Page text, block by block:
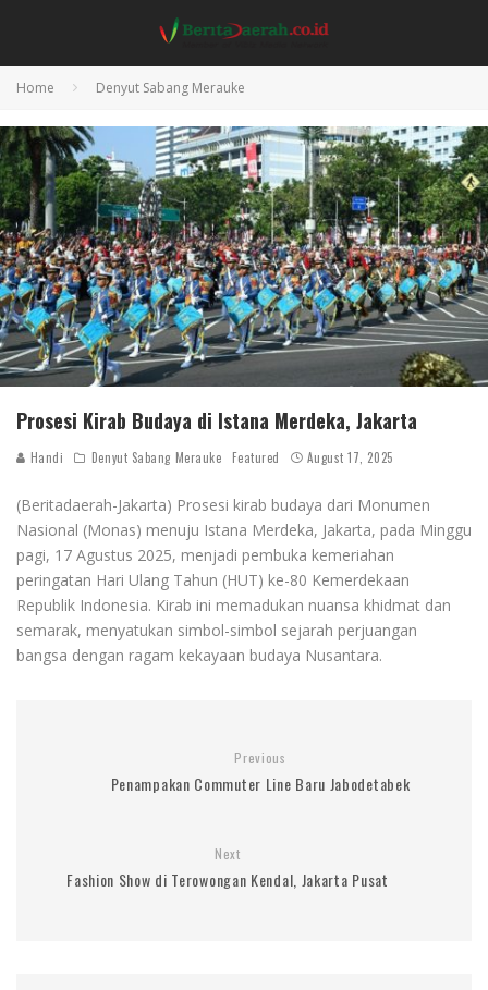
Home Denyut Sabang Merauke
Prosesi Kirab Budaya di Istana Merdeka, Jakarta
Handi Denyut Sabang Merauke Featured August 17, 2025
(Beritadaerah-Jakarta) Prosesi kirab budaya dari Monumen
Nasional (Monas) menuju Istana Merdeka, Jakarta, pada Minggu
pagi, 17 Agustus 2025, menjadi pembuka kemeriahan
peringatan Hari Ulang Tahun (HUT) ke-80 Kemerdekaan
Republik Indonesia. Kirab ini memadukan nuansa khidmat dan
semarak, menyatukan simbol-simbol sejarah perjuangan
bangsa dengan ragam kekayaan budaya Nusantara.
Previous
Penampakan Commuter Line Baru Jabodetabek
Next
Fashion Show di Terowongan Kendal, Jakarta Pusat